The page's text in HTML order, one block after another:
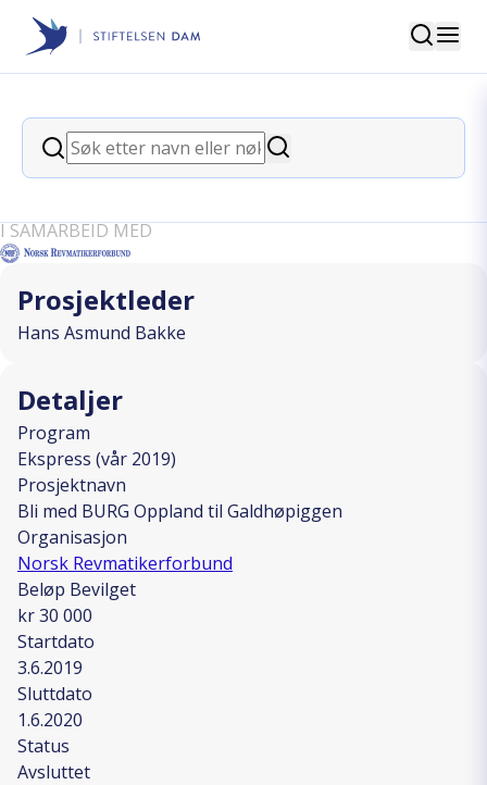
Stiftelsen Dam
Søk
Søk
Søk
back
Bli med BURG Oppland til
I SAMARBEID MED
Prosjektleder
Hans Asmund Bakke
Detaljer
Program
Ekspress (vår 2019)
Prosjektnavn
Bli med BURG Oppland til Galdhøpiggen
Organisasjon
Norsk Revmatikerforbund
Beløp Bevilget
kr 30 000
Startdato
3.6.2019
Sluttdato
1.6.2020
Status
Avsluttet